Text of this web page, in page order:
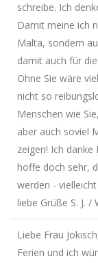
schreibe. Ich
Damit meine ich
Malta, sondern
damit auch für
Ohne Sie wäre
nicht so
Menschen wie
aber auch soviel
zeigen! Ich
hoffe doch sehr,
werden -
liebe Grüße S. J.
Liebe Frau
Ferien und ich